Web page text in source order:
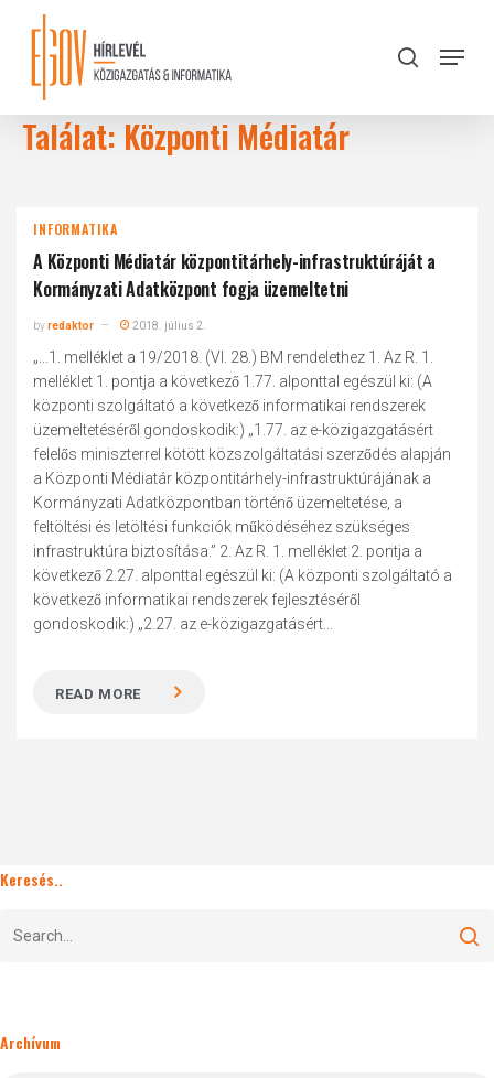
content
search
Menu
Találat: Központi Médiatár
INFORMATIKA
A Központi Médiatár központitárhely-infrastruktúráját a
Kormányzati Adatközpont fogja üzemeltetni
byredaktor 2018. július 2.
„...1. melléklet a 19/2018. (VI. 28.) BM rendelethez 1. Az R. 1.
melléklet 1. pontja a következő 1.77. alponttal egészül ki: (A
központi szolgáltató a következő informatikai rendszerek
üzemeltetéséről gondoskodik:) „1.77. az e-közigazgatásért
felelős miniszterrel kötött közszolgáltatási szerződés alapján
a Központi Médiatár központitárhely-infrastruktúrájának a
Kormányzati Adatközpontban történő üzemeltetése, a
feltöltési és letöltési funkciók működéséhez szükséges
infrastruktúra biztosítása.” 2. Az R. 1. melléklet 2. pontja a
következő 2.27. alponttal egészül ki: (A központi szolgáltató a
következő informatikai rendszerek fejlesztéséről
gondoskodik:) „2.27. az e-közigazgatásért...
READ MORE
Keresés..
Archívum
Close